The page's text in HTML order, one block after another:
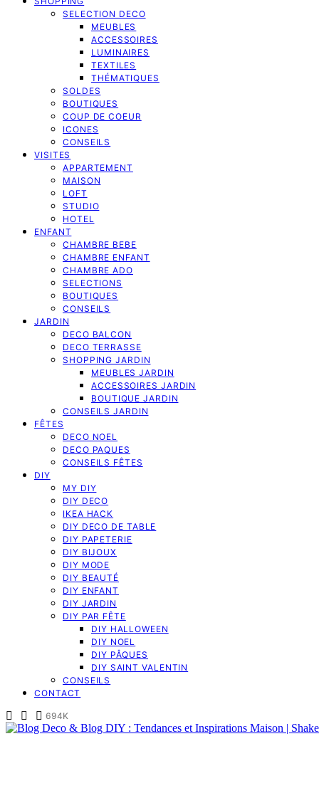
SELECTION DECO
MEUBLES
ACCESSOIRES
LUMINAIRES
TEXTILES
THÉMATIQUES
SOLDES
BOUTIQUES
COUP DE COEUR
ICONES
CONSEILS
VISITES
APPARTEMENT
MAISON
LOFT
STUDIO
HOTEL
ENFANT
CHAMBRE BEBE
CHAMBRE ENFANT
CHAMBRE ADO
SELECTIONS
BOUTIQUES
CONSEILS
JARDIN
DECO BALCON
DECO TERRASSE
SHOPPING JARDIN
MEUBLES JARDIN
ACCESSOIRES JARDIN
BOUTIQUE JARDIN
CONSEILS JARDIN
FÊTES
DECO NOEL
DECO PAQUES
CONSEILS FÊTES
DIY
MY DIY
DIY DECO
IKEA HACK
DIY DECO DE TABLE
DIY PAPETERIE
DIY BIJOUX
DIY MODE
DIY BEAUTÉ
DIY ENFANT
DIY JARDIN
DIY PAR FÊTE
DIY HALLOWEEN
DIY NOEL
DIY PÂQUES
DIY SAINT VALENTIN
CONSEILS
CONTACT
694K